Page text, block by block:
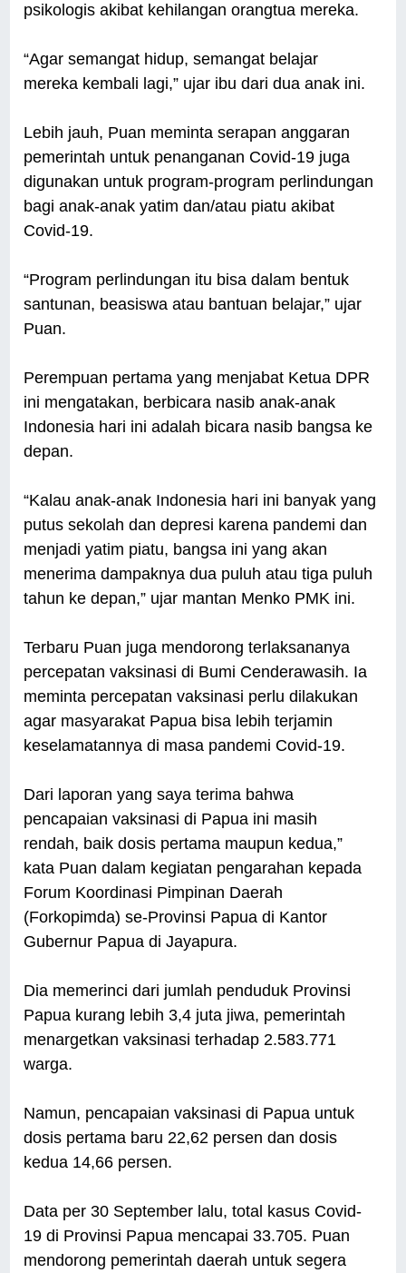
psikologis akibat kehilangan orangtua mereka.
“Agar semangat hidup, semangat belajar
mereka kembali lagi,” ujar ibu dari dua anak ini.
Lebih jauh, Puan meminta serapan anggaran
pemerintah untuk penanganan Covid-19 juga
digunakan untuk program-program perlindungan
bagi anak-anak yatim dan/atau piatu akibat
Covid-19.
“Program perlindungan itu bisa dalam bentuk
santunan, beasiswa atau bantuan belajar,” ujar
Puan.
Perempuan pertama yang menjabat Ketua DPR
ini mengatakan, berbicara nasib anak-anak
Indonesia hari ini adalah bicara nasib bangsa ke
depan.
“Kalau anak-anak Indonesia hari ini banyak yang
putus sekolah dan depresi karena pandemi dan
menjadi yatim piatu, bangsa ini yang akan
menerima dampaknya dua puluh atau tiga puluh
tahun ke depan,” ujar mantan Menko PMK ini.
Terbaru Puan juga mendorong terlaksananya
percepatan vaksinasi di Bumi Cenderawasih. Ia
meminta percepatan vaksinasi perlu dilakukan
agar masyarakat Papua bisa lebih terjamin
keselamatannya di masa pandemi Covid-19.
Dari laporan yang saya terima bahwa
pencapaian vaksinasi di Papua ini masih
rendah, baik dosis pertama maupun kedua,”
kata Puan dalam kegiatan pengarahan kepada
Forum Koordinasi Pimpinan Daerah
(Forkopimda) se-Provinsi Papua di Kantor
Gubernur Papua di Jayapura.
Dia memerinci dari jumlah penduduk Provinsi
Papua kurang lebih 3,4 juta jiwa, pemerintah
menargetkan vaksinasi terhadap 2.583.771
warga.
Namun, pencapaian vaksinasi di Papua untuk
dosis pertama baru 22,62 persen dan dosis
kedua 14,66 persen.
Data per 30 September lalu, total kasus Covid-
19 di Provinsi Papua mencapai 33.705. Puan
mendorong pemerintah daerah untuk segera